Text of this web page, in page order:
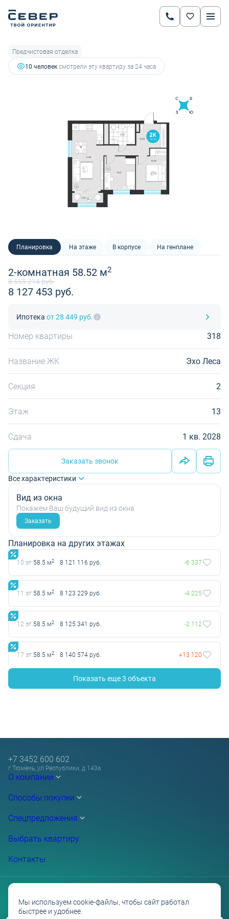
2-комнатная
8 555 214 руб.
8 127 453 руб.
Ипотекаот 28 449 руб.
Предчистовая отделка
10 человексмотрели эту квартиру за 24 часа
Планировка На этаже В корпусе На генплане
2-комнатная 58.52 м2
8 555 214 руб.
8 127 453 руб.
Ипотека от 28 449 руб.
Номер квартиры 318
Название ЖК Эхо Леса
Секция 2
Этаж 13
Сдача 1 кв. 2028
Заказать звонок
Все характеристики
Вид из окна
Покажем Ваш будущий вид из окна
Заказать
Планировка на других этажах
10 эт.58.5 м2 8 121 116 руб. -6 337
11 эт.58.5 м2 8 123 229 руб. -4 225
12 эт.58.5 м2 8 125 341 руб. -2 112
17 эт.58.5 м2 8 140 574 руб. +13 120
Показать еще 3 объектa
О компании
Способы покупки
Спецпредложения
Выбрать квартиру
Контакты
+7 3452 600 602
г Тюмень, ул Республики, д 143а
Проектные декларации на сайте наш.дом.рф
Мы используем cookie-файлы, чтобы сайт работал
быстрее и удобнее.